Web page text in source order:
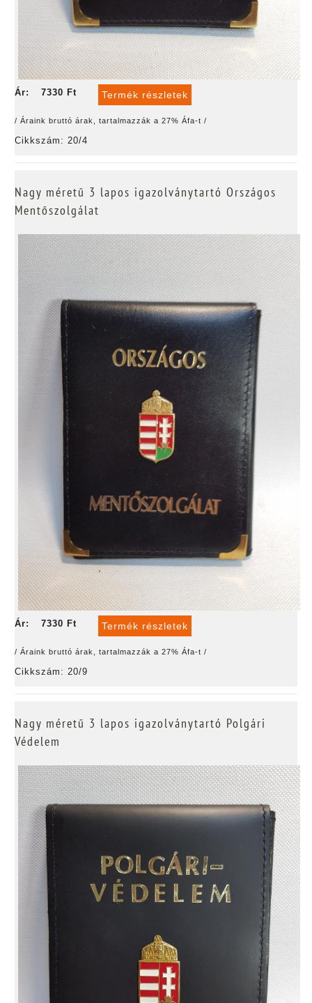
Ár: 7330 Ft Termék részletek
/ Áraink bruttó árak, tartalmazzák a 27% Áfa-t /
Cikkszám: 20/4
Nagy méretű 3 lapos igazolványtartó Országos
Mentőszolgálat
Ár: 7330 Ft Termék részletek
/ Áraink bruttó árak, tartalmazzák a 27% Áfa-t /
Cikkszám: 20/9
Nagy méretű 3 lapos igazolványtartó Polgári
Védelem